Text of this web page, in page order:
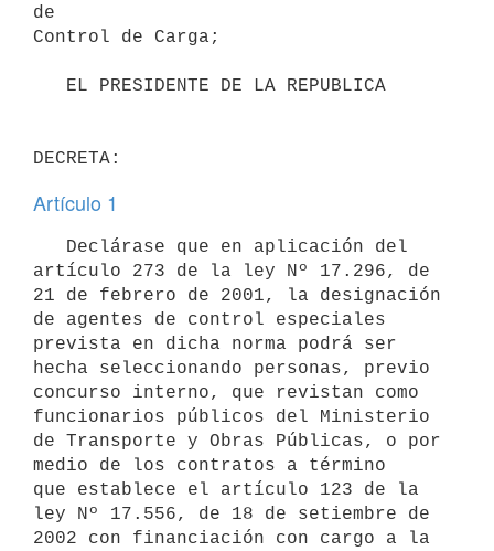
de
Control de Carga;
DECRETA:
Artículo 1
artículo 273 de la ley Nº 17.296, de
21 de febrero de 2001, la designación
de agentes de control especiales
prevista en dicha norma podrá ser
hecha seleccionando personas, previo
concurso interno, que revistan como
funcionarios públicos del Ministerio
de Transporte y Obras Públicas, o por
medio de los contratos a término
que establece el artículo 123 de la
ley Nº 17.556, de 18 de setiembre de
2002 con financiación con cargo a la